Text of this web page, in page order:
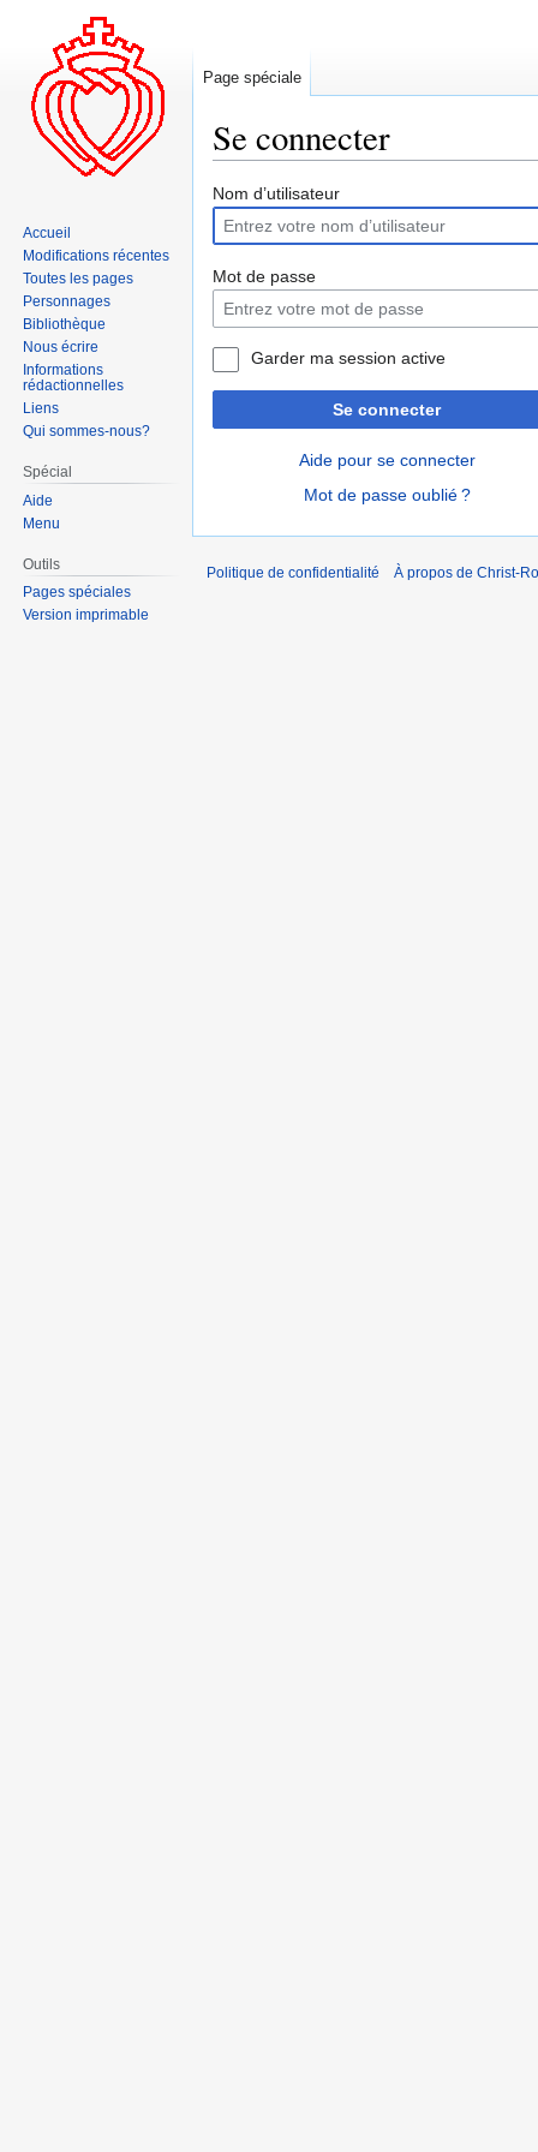
Se connecter
Aller
la
navigation
Aller
la
recherche
Nom d’utilisateur
Mot de passe
Garder ma session active
Se connecter
Aide pour se connecter
Mot de passe oublié ?
Page spéciale
Accueil
Modifications récentes
Toutes les pages
Personnages
Bibliothèque
Nous écrire
Informations
rédactionnelles
Liens
Qui sommes-nous?
Spécial
Aide
Menu
Outils
Pages spéciales
Version imprimable
Politique de confidentialité À propos de Christ-